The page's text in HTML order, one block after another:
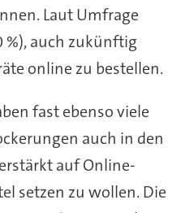
Laut Umfrage
auch zukünftig
online zu bestellen.
fast ebenso viele
auch in den
auf Online-
setzen zu wollen. Die